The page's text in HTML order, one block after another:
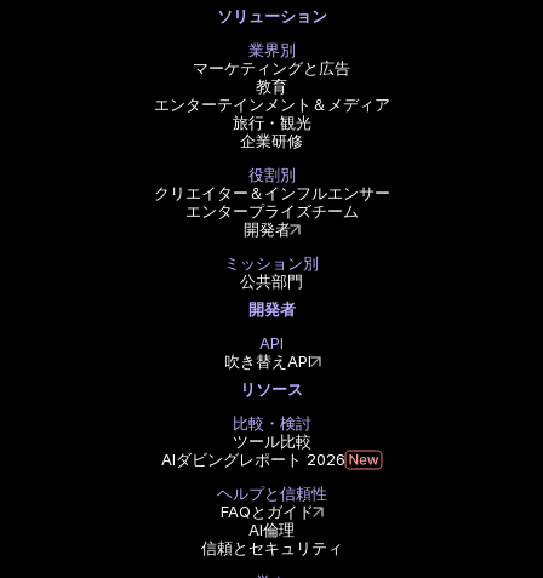
ソリューション
業界別
マーケティングと広告
教育
エンターテインメント＆メディア
旅行・観光
企業研修
役割別
クリエイター＆インフルエンサー
エンタープライズチーム
開発者
ミッション別
公共部門
開発者
API
吹き替えAPI
リソース
比較・検討
ツール比較
AIダビングレポート 2026
ヘルプと信頼性
FAQとガイド
AI倫理
信頼とセキュリティ